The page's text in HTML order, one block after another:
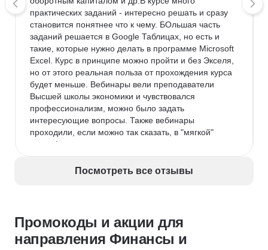
практических заданий - интересно решать и сразу
становится понятнее что к чему. БОльшая часть
заданий решается в Google Таблицах, но есть и
такие, которые нужно делать в программе Microsoft
Excel. Курс в принципе можно пройти и без Экселя,
но от этого реальная польза от прохождения курса
будет меньше. Вебинары вели преподаватели
Высшей школы экономики и чувствовался
профессионализм, можно было задать
интересующие вопросы. Также вебинары
проходили, если можно так сказать, в "мягкой"
атмосфере - если что-то не получалось у
чувствовалась поддержка и понимание.
понимаются проще и быстрее. Вместе с тем мне
не хватало "сложных" кейсов, таких как прям в
реальной жизни.
Посмотреть все отзывы
Промокоды и акции для
направления Финансы и